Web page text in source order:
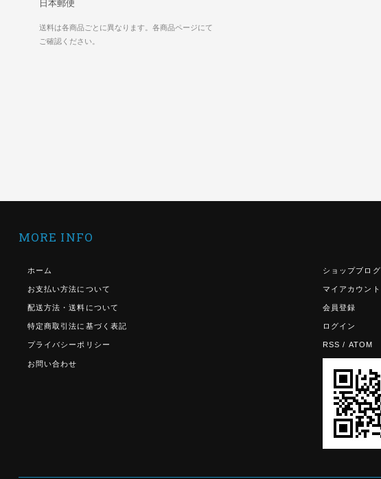
日本郵便
送料は各商品ごとに異なります。各商品ページにて
ご確認ください。
MORE INFO
ホーム
お支払い方法について
配送方法・送料について
特定商取引法に基づく表記
プライバシーポリシー
お問い合わせ
ショップブログ
マイアカウント
会員登録
ログイン
RSS / ATOM